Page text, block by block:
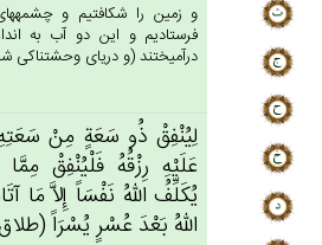
و زمين را شكافتيم و
فرستاديم و اين دو آب به
درآميختند (و درياى وحشتناكى
لِيُنْفِق‌ْ ذُو سَعَة‌ٍ مِنْ‌
عَلَيْه‌ِ رِزْقُه‌ُ فَلْيُنْفِق‌ْ مِمَّا
يُكَلِّف‌ُ الله‌ُ نَفْسَاً إِلاَّ مَا
الله‌ُ بَعْدَ عُسْرٍ يُسْرَاً (طلاق: